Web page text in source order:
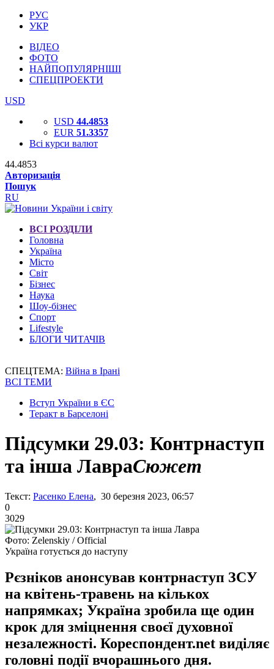
РУС
УКР
ВІДЕО
ФОТО
НАЙПОПУЛЯРНІШІ
СПЕЦПРОЕКТИ
USD
USD 44.4853
EUR 51.3357
Всі курси валют
44.4853
Авторизація
Пошук
RU
ВСІ РОЗДІЛИ
Головна
Україна
Місто
Світ
Бізнес
Наука
Шоу-бізнес
Спорт
Lifestyle
БЛОГИ ЧИТАЧІВ
СПЕЦТЕМА: Війна в Ірані
ВСІ ТЕМИ
Вступ України в ЄС
Теракт в Барселоні
Підсумки 29.03: Контрнаступ
та інша ЛавраСюжет
Текст: Расенко Елена, 30 березня 2023, 06:57
0
3029
Фото: Zelenskiy / Official
Україна готується до наступу
Рєзніков анонсував контрнаступ ЗСУ
на квітень-травень на кількох
напрямках; Україна зробила ще один
крок для зміцнення своєї духовної
незалежності. Кореспондент.net виділяє
головні події вчорашнього дня.